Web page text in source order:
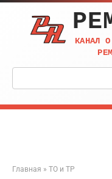
Перейти
контенту
КАНАЛ
Поиск:
Главная » ТО и ТР